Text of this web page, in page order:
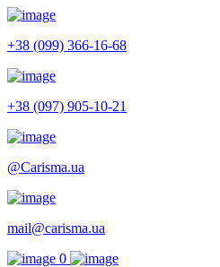
+38 (099) 366-16-68
+38 (097) 905-10-21
@Carisma.ua
mail@carisma.ua
0